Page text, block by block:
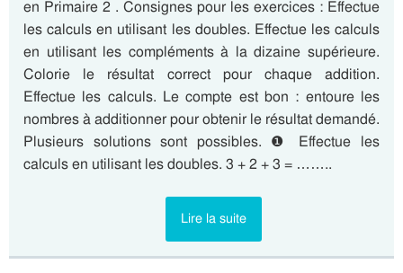
en Primaire 2 . Consignes pour les exercices : Effectue
les calculs en utilisant les doubles. Effectue les calculs
en utilisant les compléments à la dizaine supérieure.
Colorie le résultat correct pour chaque addition.
Effectue les calculs. Le compte est bon : entoure les
nombres à additionner pour obtenir le résultat demandé.
Plusieurs solutions sont possibles. ❶ Effectue les
calculs en utilisant les doubles. 3 + 2 + 3 = ……..
Lire la suite